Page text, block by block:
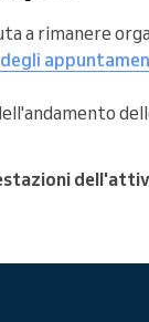
a rimanere